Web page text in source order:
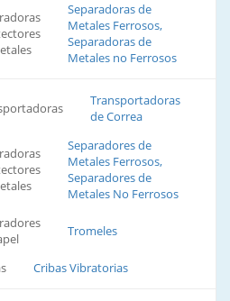
Separadoras de
Metales Ferrosos,
Separadoras de
Metales no Ferrosos
Transportadoras
de Correa
Separadores de
Metales Ferrosos,
Separadores de
Metales No Ferrosos
Tromeles
Cribas Vibratorias